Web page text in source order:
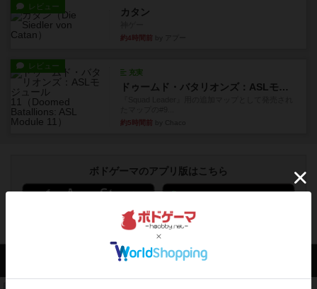
レビュー カタン
約4時間前
レビュー
充実
ドゥームド・バタリオンズ：ASLモジュール11
約5時間前
ボドゲーマのアプリ版はこちら
アクセス数 急上昇中